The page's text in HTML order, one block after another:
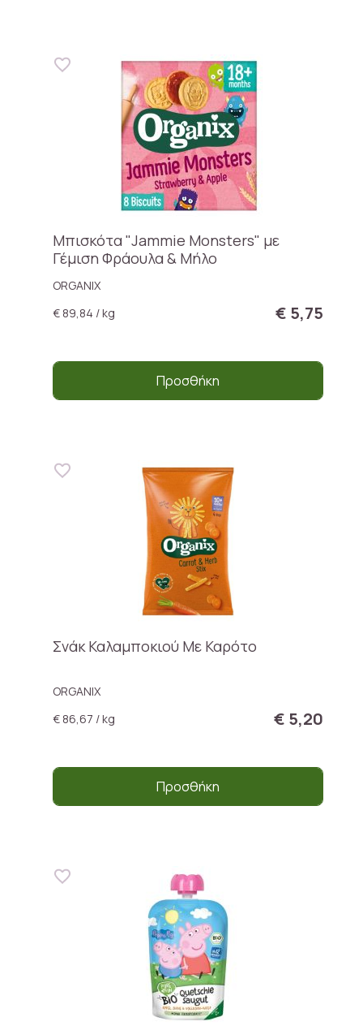
Μπισκότα "Jammie Monsters" με
Γέμιση Φράουλα & Μήλο
ORGANIX
€ 89,84 / kg
€ 5,75
Προσθήκη
Σνάκ Καλαμποκιού Με Καρότο
ORGANIX
€ 86,67 / kg
€ 5,20
Προσθήκη